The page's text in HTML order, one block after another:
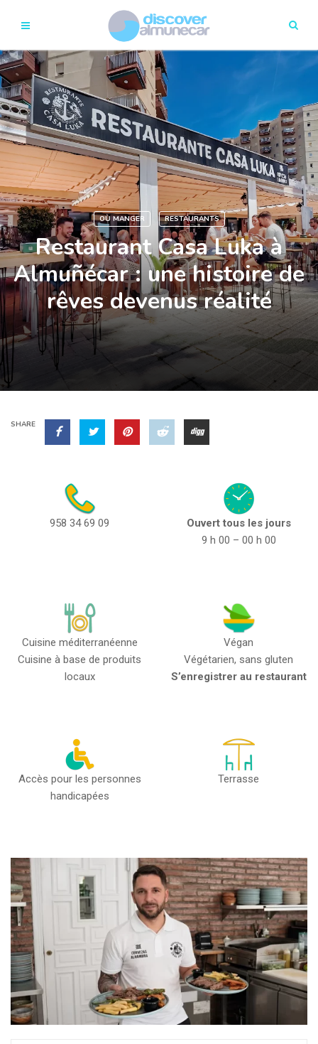
OÙ MANGER RESTAURANTS
Restaurant Casa Luka à
Almuñécar : une histoire de
rêves devenus réalité
SHARE
958 34 69 09
Ouvert tous les jours
9 h 00 – 00 h 00
Cuisine méditerranéenne
Cuisine à base de produits
locaux
Végan
Végétarien, sans gluten
S’enregistrer au restaurant
Accès pour les personnes
handicapées
Terrasse